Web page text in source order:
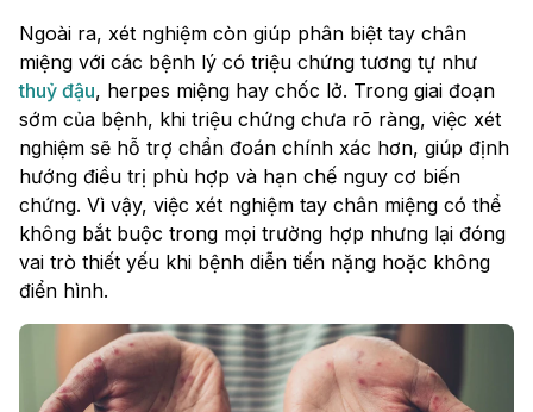
Ngoài ra, xét nghiệm còn giúp phân biệt tay chân
miệng với các bệnh lý có triệu chứng tương tự như
thuỷ đậu, herpes miệng hay chốc lở. Trong giai đoạn
sớm của bệnh, khi triệu chứng chưa rõ ràng, việc xét
nghiệm sẽ hỗ trợ chẩn đoán chính xác hơn, giúp định
hướng điều trị phù hợp và hạn chế nguy cơ biến
chứng. Vì vậy, việc xét nghiệm tay chân miệng có thể
không bắt buộc trong mọi trường hợp nhưng lại đóng
vai trò thiết yếu khi bệnh diễn tiến nặng hoặc không
điển hình.